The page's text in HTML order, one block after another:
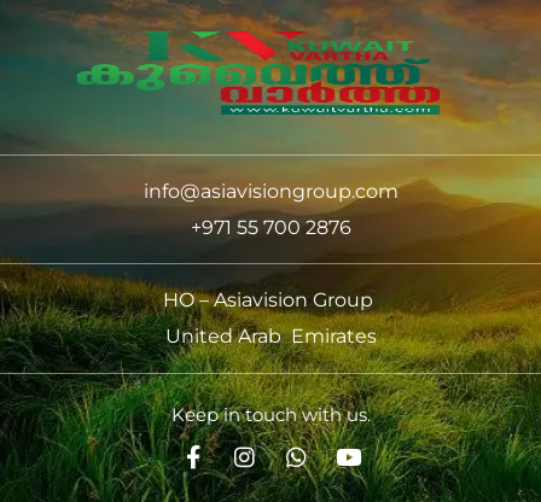
info@asiavisiongroup.com
+971 55 700 2876
HO – Asiavision Group
United Arab Emirates
Keep in touch with us.